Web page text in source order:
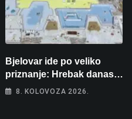
Bjelovar ide po veliko
priznanje: Hrebak danas u
Parizu predstavlja
8. KOLOVOZA 2026.